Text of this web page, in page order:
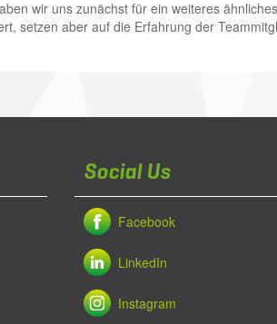
wir uns zunächst für ein weiteres
setzen aber auf die Erfahrung der
Social Us
Facebook
LinkedIn
Instagram